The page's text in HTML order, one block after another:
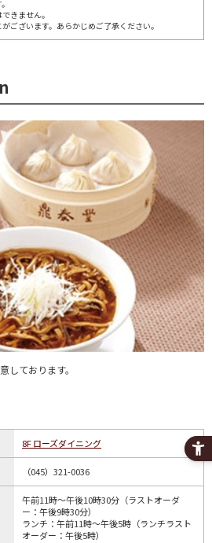
きません。
ございます。あらかじめご了承ください。
しております。
8F ローズダイニング
（045）321-0036
午前11時～午後10時30分（ラストオーダ
ー：午後9時30分）
ランチ：午前11時～午後5時（ランチラスト
オーダー：午後5時）